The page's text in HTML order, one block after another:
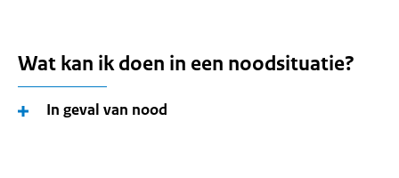
Wat kan ik doen in een noodsituatie?
In geval van nood